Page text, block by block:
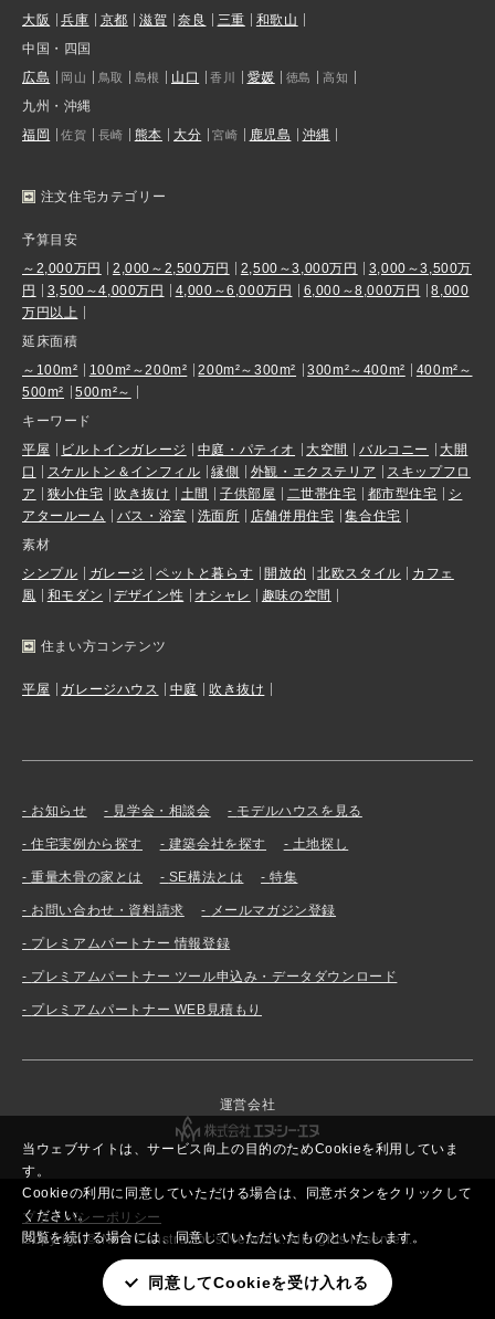
当ウェブサイトは、サービス向上の目的のためCookieを利用していま
す。
Cookieの利用に同意していただける場合は、同意ボタンをクリックして
ください。
閲覧を続ける場合には、同意していただいたものといたします。
同意してCookieを受け入れる
大阪
兵庫 京都 滋賀 奈良 三重
和歌山
中国・四国
広島
岡山 鳥取 島根 山口 香川 愛媛 徳島 高知
九州・沖縄
福岡
佐賀 長崎 熊本 大分 宮崎 鹿児島 沖縄
注文住宅カテゴリー
予算目安
～2,000万円
2,000～2,500万円 2,500～3,000万円
3,000～3,500万
円
3,500～4,000万円 4,000～6,000万円 6,000～8,000万円
8,000
万円以上
延床面積
～100m²
100m²～200m² 200m²～300m² 300m²～400m²
400m²～
500m²
500m²～
キーワード
平屋
ビルトインガレージ 中庭・パティオ 大空間 バルコニー
大開
口
スケルトン＆インフィル 縁側 外観・エクステリア
スキップフロ
ア
狭小住宅 吹き抜け 土間 子供部屋 二世帯住宅 都市型住宅
シ
アタールーム
バス・浴室 洗面所 店舗併用住宅
集合住宅
素材
シンプル
ガレージ ペットと暮らす 開放的 北欧スタイル
カフェ
風
和モダン デザイン性 オシャレ 趣味の空間
住まい方コンテンツ
平屋 ガレージハウス 中庭 吹き抜け
お知らせ 見学会・相談会 モデルハウスを見る
住宅実例から探す 建築会社を探す 土地探し
重量木骨の家とは SE構法とは 特集
お問い合わせ・資料請求 メールマガジン登録
プレミアムパートナー 情報登録
プレミアムパートナー ツール申込み・データダウンロード
プレミアムパートナー WEB見積もり
運営会社
プライバシーポリシー
Copyright© New Constructor’s Network. All rights reserved.